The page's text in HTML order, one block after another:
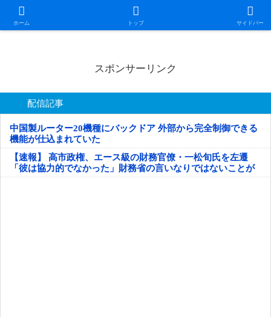
ホーム トップ サイドバー
日本第一！ニュース録
スポンサーリンク
配信記事
中国製ルーター20機種にバックドア 外部から完全制御できる
機能が仕込まれていた
【速報】 高市政権、エース級の財務官僚・一松旬氏を左遷
「彼は協力的でなかった」財務省の言いなりではないことが
判明